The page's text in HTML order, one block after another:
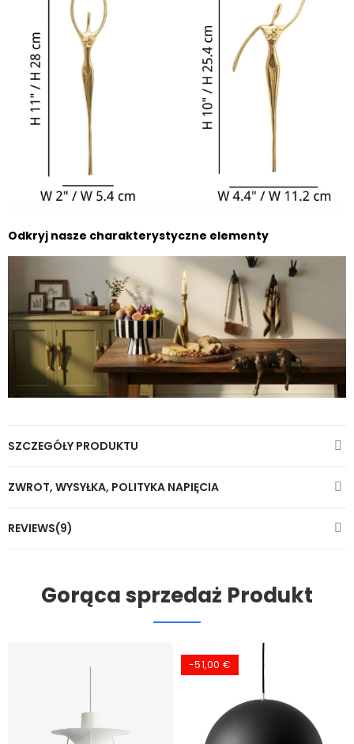
Odkryj nasze charakterystyczne elementy
SZCZEGÓŁY PRODUKTU
ZWROT, WYSYŁKA, POLITYKA NAPIĘCIA
REVIEWS(9)
Gorąca sprzedaż Produkt
-51,00 €